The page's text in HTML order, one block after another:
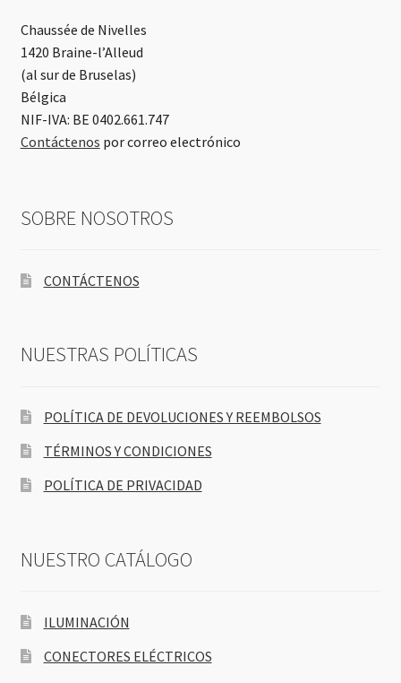
Chaussée de Nivelles
1420 Braine-l’Alleud
(al sur de Bruselas)
Bélgica
NIF-IVA: BE 0402.661.747
Contáctenos por correo electrónico
SOBRE NOSOTROS
CONTÁCTENOS
NUESTRAS POLÍTICAS
POLÍTICA DE DEVOLUCIONES Y REEMBOLSOS
TÉRMINOS Y CONDICIONES
POLÍTICA DE PRIVACIDAD
NUESTRO CATÁLOGO
ILUMINACIÓN
CONECTORES ELÉCTRICOS